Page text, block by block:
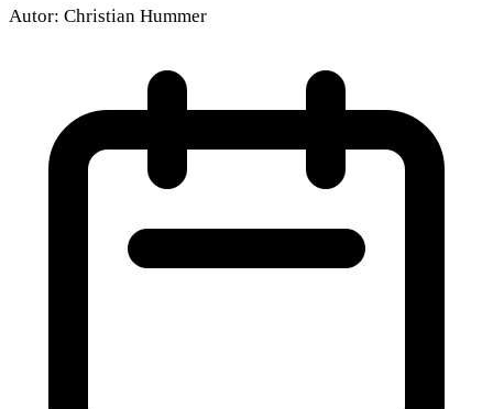
Autor: Christian Hummer